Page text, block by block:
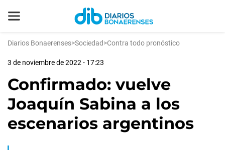
Diarios Bonaerenses>Sociedad>Contra todo pronóstico
3 de noviembre de 2022 - 17:23
Confirmado: vuelve
Joaquín Sabina a los
escenarios argentinos